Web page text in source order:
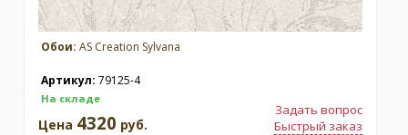
Обои: AS Creation Sylvana
Артикул: 79125-4
На складе
Задать вопрос
Быстрый заказ
Цена 4320 руб.